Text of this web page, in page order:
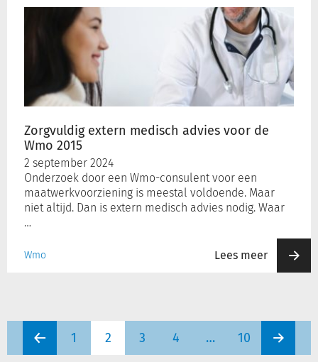
Zorgvuldig extern medisch advies voor de
Wmo 2015
2 september 2024
Onderzoek door een Wmo-consulent voor een
maatwerkvoorziening is meestal voldoende. Maar
niet altijd. Dan is extern medisch advies nodig. Waar
…
Wmo Lees meer
2015
1 2 3 4 … 10